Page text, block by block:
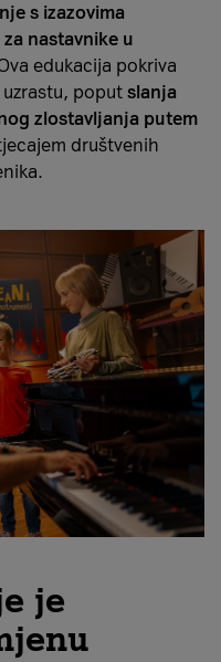
s izazovima
nastavnike u
edukacija pokriva
poput slanja
zlostavljanja putem
društvenih
je